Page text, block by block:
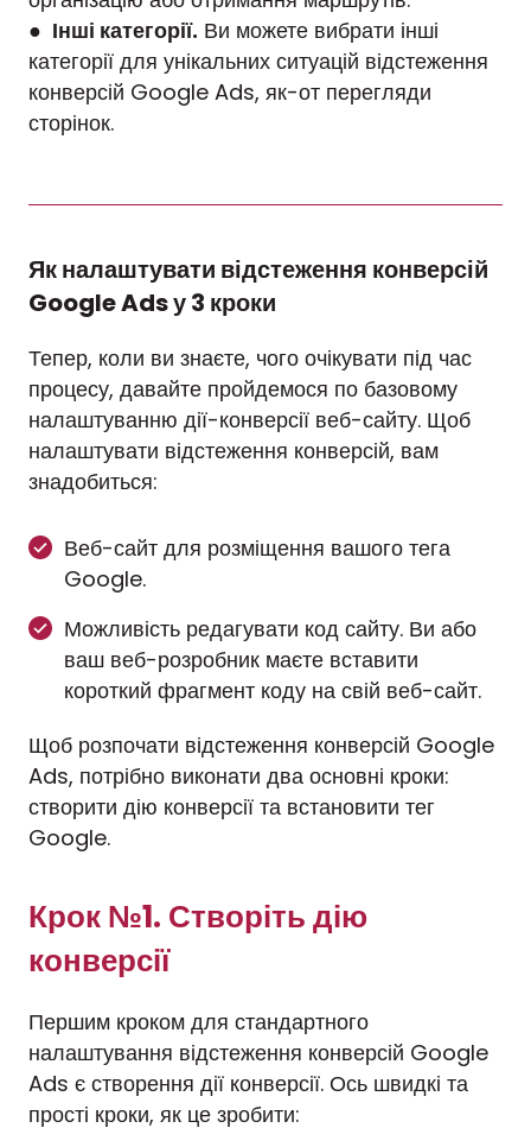
● Інші категорії. Ви можете вибрати інші
категорії для унікальних ситуацій відстеження
конверсій Google Ads, як-от перегляди
сторінок.
Як налаштувати відстеження конверсій
Google Ads у 3 кроки
Тепер, коли ви знаєте, чого очікувати під час
процесу, давайте пройдемося по базовому
налаштуванню дії-конверсії веб-сайту. Щоб
налаштувати відстеження конверсій, вам
знадобиться:
Веб-сайт для розміщення вашого тега
Google.
Можливість редагувати код сайту. Ви або
ваш веб-розробник маєте вставити
короткий фрагмент коду на свій веб-сайт.
Щоб розпочати відстеження конверсій Google
Ads, потрібно виконати два основні кроки:
створити дію конверсії та встановити тег
Google.
Крок №1. Створіть дію
конверсії
Першим кроком для стандартного
налаштування відстеження конверсій Google
Ads є створення дії конверсії. Ось швидкі та
прості кроки, як це зробити: